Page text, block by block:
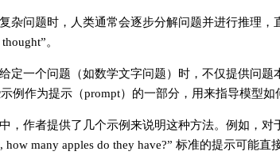
杂问题时，人类通常会逐步分解问题并进行推理
。
定一个问题（如数学文字问题）时，不仅提供问
例作为提示（prompt）的一部分，用来指导模型如
，作者提供了几个示例来说明这种方法。例如，对
how many apples do they have?” 标准的提示可能